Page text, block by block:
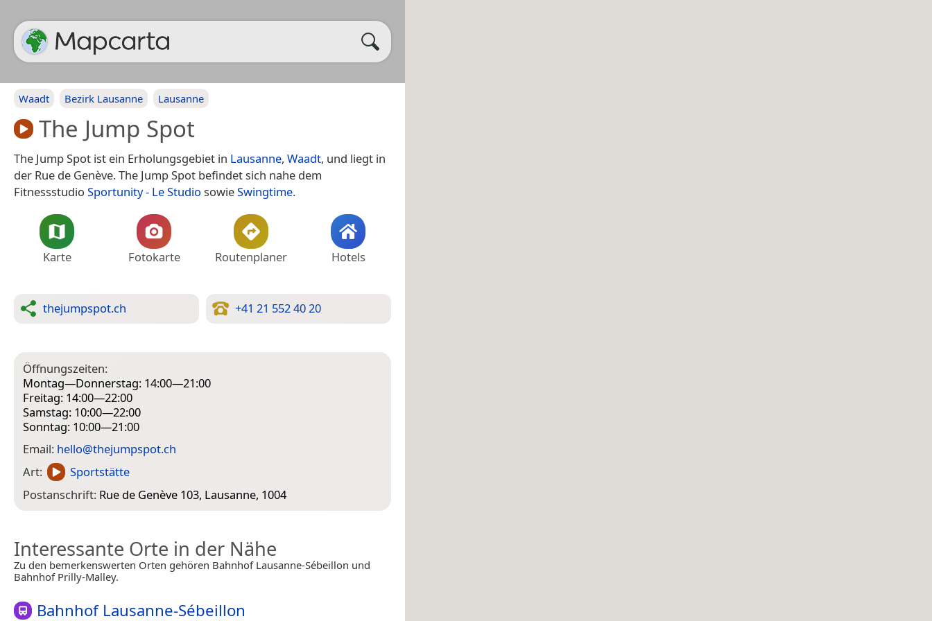
Waadt Bezirk Lausanne Lausanne
The Jump Spot
The Jump Spot ist ein Erholungsgebiet in Lausanne, Waadt, und liegt in
der Rue de Genève. The Jump Spot befindet sich nahe dem
Fitnessstudio Sportunity - Le Studio sowieSwingtime.
Karte Fotokarte Routenplaner Hotels
thejumpspot.ch +41 21 552 40 20
Öffnungszeiten:
Montag—Donnerstag: 14:00—21:00
Freitag: 14:00—22:00
Samstag: 10:00—22:00
Sonntag: 10:00—21:00
Email: hello@thejumpspot.ch
Art:
Sportstätte
Postanschrift: Rue de Genève 103, Lausanne, 1004
Interessante Orte in der Nähe
Zu den bemerkenswerten Orten gehören Bahnhof Lausanne-Sébeillon und
Bahnhof Prilly-Malley.
Bahnhof Lausanne-Sébeillon